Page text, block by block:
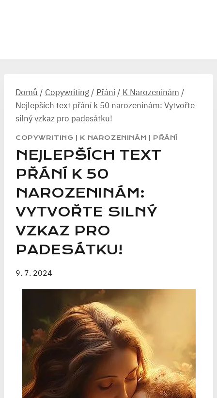
Domů / Copywriting / Přání / K Narozeninám /
Nejlepších text přání k 50 narozeninám: Vytvořte
silný vzkaz pro padesátku!
COPYWRITING K NAROZENINÁM PŘÁNÍ
NEJLEPŠÍCH TEXT
PŘÁNÍ K 50
NAROZENINÁM:
VYTVOŘTE SILNÝ
VZKAZ PRO
PADESÁTKU!
9. 7. 2024